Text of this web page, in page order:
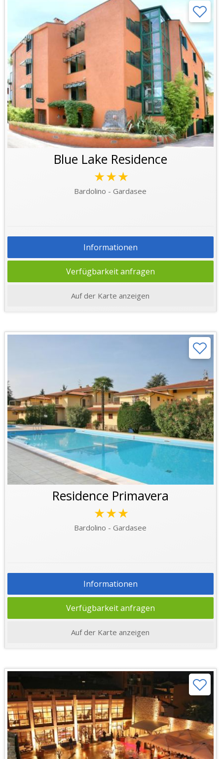
Blue Lake Residence
★★★
Bardolino - Gardasee
Informationen
Verfügbarkeit anfragen
Auf der Karte anzeigen
Residence Primavera
★★★
Bardolino - Gardasee
Informationen
Verfügbarkeit anfragen
Auf der Karte anzeigen